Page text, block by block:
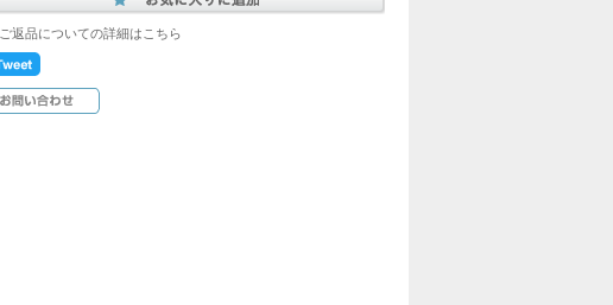
ご返品についての詳細はこちら